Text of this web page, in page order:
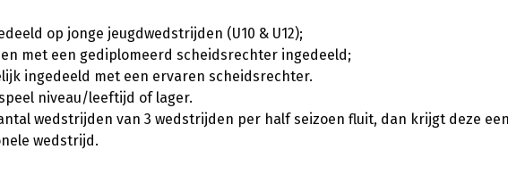
op jonge jeugdwedstrijden (U10 & U12);
met een gediplomeerd scheidsrechter ingedeeld;
ingedeeld met een ervaren scheidsrechter.
niveau/leeftijd of lager.
wedstrijden van 3 wedstrijden per half seizoen fluit, dan krijgt deze
wedstrijd.